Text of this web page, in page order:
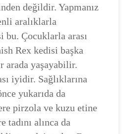
değildir. Yapmanız
aralıklarla
bu. Çocuklarla arası
Rex kedisi başka
arada yaşayabilir.
iyidir. Sağlıklarına
yukarıda da
pirzola ve kuzu etine
tadını alınca da